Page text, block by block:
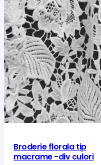
Broderie florala tip
macrame -div culori